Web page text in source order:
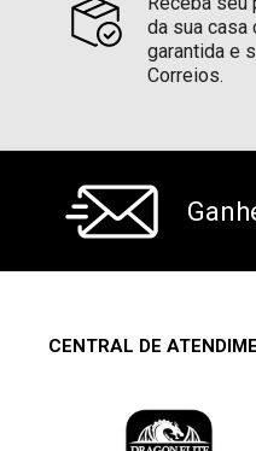
da sua casa
garantida e
Correios.
CENTRAL DE